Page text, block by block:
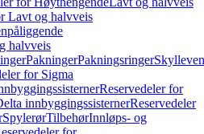
Lavt og halvveis
halvveis
PakningerPakningsringer
for Sigma
Reservedeler for
innbyggingssisternerReservedeler
SpylerørTilbehørInnløps- og